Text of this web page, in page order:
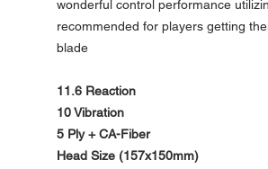
wonderful control performance
recommended for players getting
blade
11.6 Reaction
10 Vibration
5 Ply + CA-Fiber
Head Size (157x150mm)